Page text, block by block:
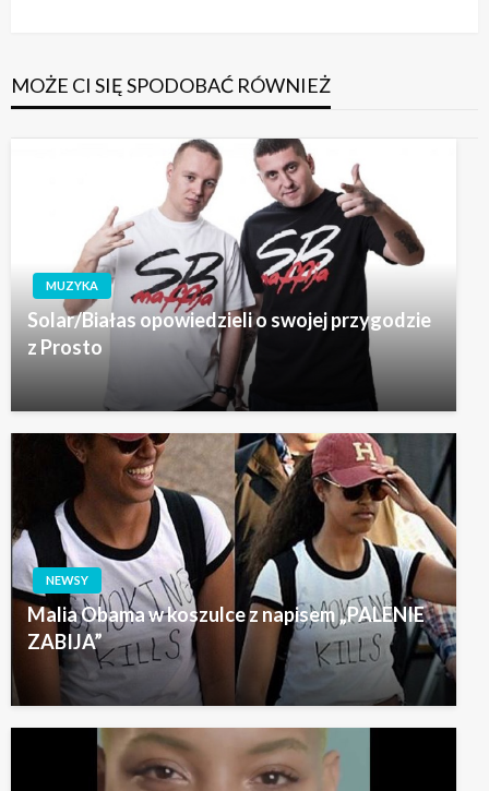
MOŻE CI SIĘ SPODOBAĆ RÓWNIEŻ
MUZYKA
Solar/Białas opowiedzieli o swojej przygodzie
z Prosto
NEWSY
Malia Obama w koszulce z napisem „PALENIE
ZABIJA”